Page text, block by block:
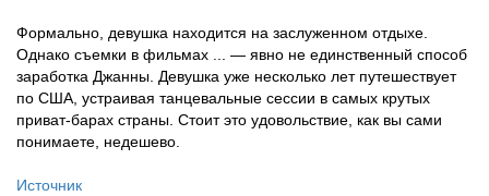
Формально, девушка находится на заслуженном отдыхе.
Однако съемки в фильмах ... — явно не единственный способ
заработка Джанны. Девушка уже несколько лет путешествует
по США, устраивая танцевальные сессии в самых крутых
приват-барах страны. Стоит это удовольствие, как вы сами
понимаете, недешево.
Источник